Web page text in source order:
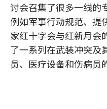
讨会召集了很多一线的
例如军事行动规范、提
家红十字会与红新月会
了一系列在武装冲突及
员、医疗设备和伤病员